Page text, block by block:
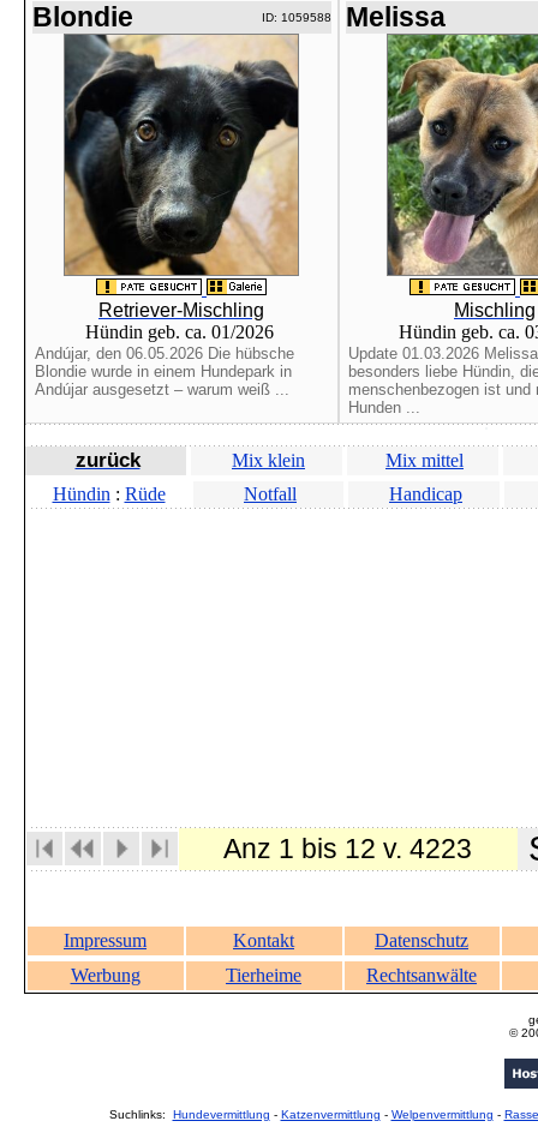
Blondie ID: 1059588
Retriever-Mischling
Hündin geb. ca. 01/2026
Andújar, den 06.05.2026 Die hübsche
Blondie wurde in einem Hundepark in
Andújar ausgesetzt – warum weiß ...
Melissa
Mischling
Hündin geb. ca.
Update 01.03.2026
besonders liebe Hündin,
menschenbezogen ist und
Hunden ...
zurück Mix klein
Mix mittel
Hündin : Rüde Notfall Handicap
Anz 1 bis 12 v. 4223
Impressum Kontakt
Datenschutz
Werbung
Tierheime Rechtsanwälte
©
Suchlinks: Hundevermittlung - Katzenvermittlung - Welpenvermittlung -